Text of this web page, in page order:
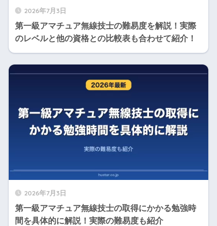
2026年7月3日
第一級アマチュア無線技士の難易度を解説！実際
のレベルと他の資格との比較表も合わせて紹介！
2026年7月3日
第一級アマチュア無線技士の取得にかかる勉強時
間を具体的に解説！実際の難易度も紹介